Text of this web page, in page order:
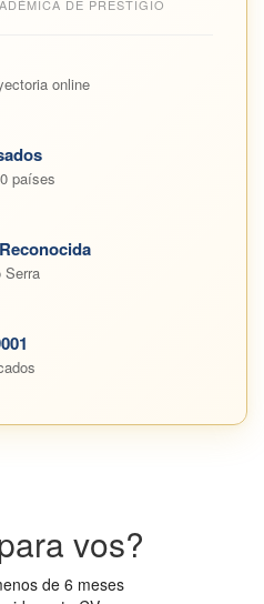
DE PRESTIGIO
online
países
Serra
vos?
de 6 meses